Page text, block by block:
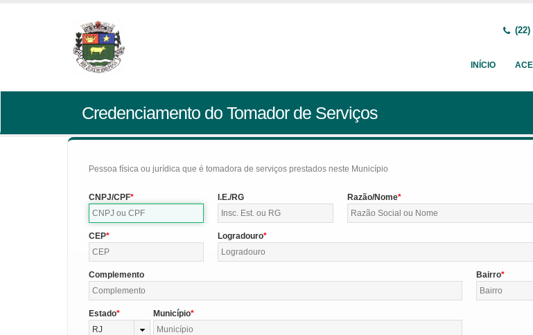
(22)
INÍCIO
Credenciamento do Tomador de Serviços
Pessoa física ou jurídica que é tomadora de serviços prestados neste Município
CNPJ/CPF I.E./RG Razão/Nome
CEP Logradouro
Complemento Bairro
Estado
RJ
Município